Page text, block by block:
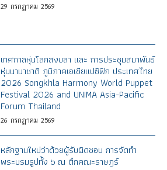
29 กรกฎาคม 2569
เทศกาลหุ่นโลกสงขลา และ การประชุมสมาพันธ์
หุ่นนานาชาติ ภูมิภาคเอเชียแปซิฟิก ประเทศไทย
2026 Songkhla Harmony World Puppet
Festival 2026 and UNIMA Asia-Pacific
Forum Thailand
26 กรกฎาคม 2569
หลักฐานใหม่ว่าด้วยผู้รับผิดชอบ การจัดทำ
พระบรมรูปทั้ง ๖ ณ ตึกคณะราษฎร์